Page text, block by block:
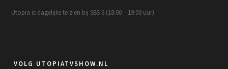
Utopia is dagelijks te zien bij SBS 6 (18:00 – 19:00 uur).
VOLG UTOPIATVSHOW.NL